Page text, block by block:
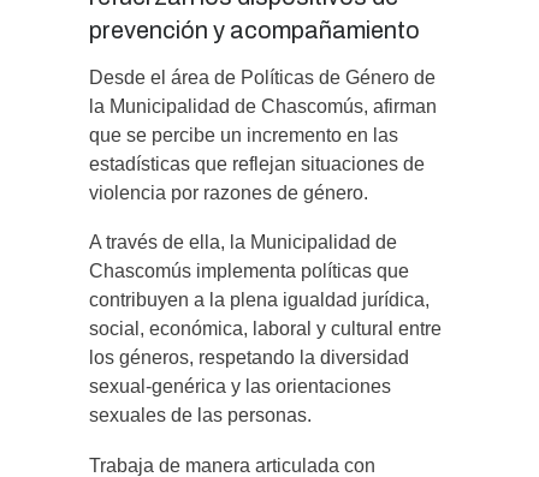
prevención y acompañamiento
Desde el área de Políticas de Género de
la Municipalidad de Chascomús, afirman
que se percibe un incremento en las
estadísticas que reflejan situaciones de
violencia por razones de género.
A través de ella, la Municipalidad de
Chascomús implementa políticas que
contribuyen a la plena igualdad jurídica,
social, económica, laboral y cultural entre
los géneros, respetando la diversidad
sexual-genérica y las orientaciones
sexuales de las personas.
Trabaja de manera articulada con